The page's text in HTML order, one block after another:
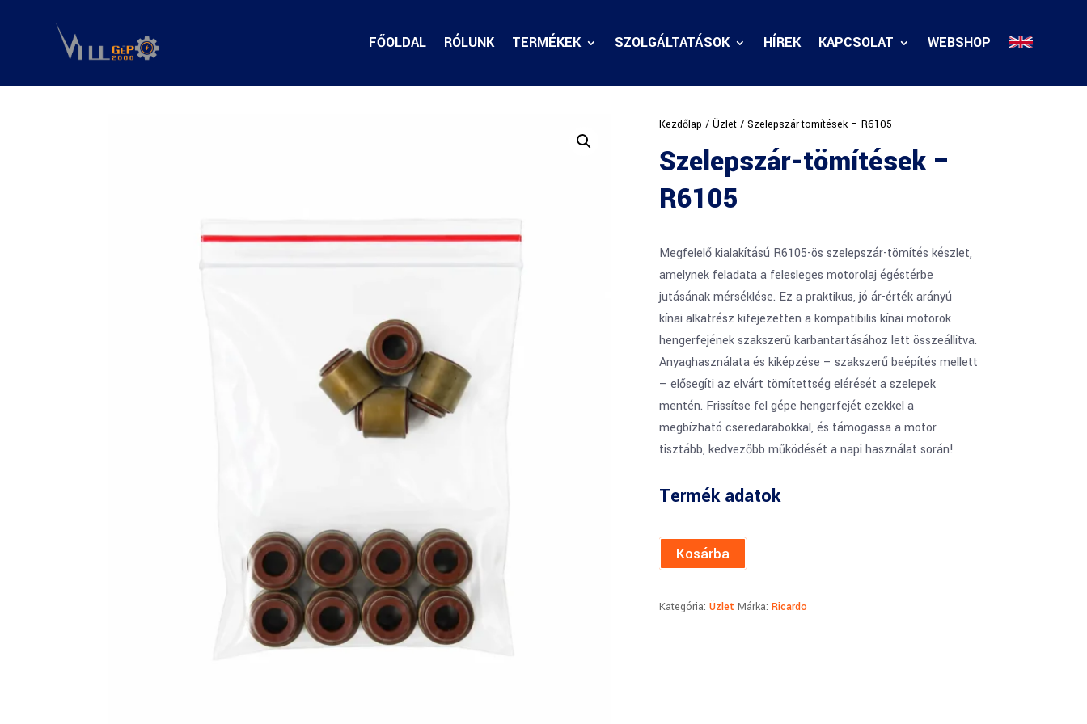
FŐOLDAL RÓLUNK TERMÉKEK SZOLGÁLTATÁSOK HÍREK KAPCSOLAT WEBSHOP
Kezdőlap / Üzlet/ Szelepszár-tömítések – R6105
Szelepszár-tömítések –
R6105
Megfelelő kialakítású R6105-ös szelepszár-tömítés készlet,
amelynek feladata a felesleges motorolaj égéstérbe
jutásának mérséklése. Ez a praktikus, jó ár-érték arányú
kínai alkatrész kifejezetten a kompatibilis kínai motorok
hengerfejének szakszerű karbantartásához lett összeállítva.
Anyaghasználata és kiképzése – szakszerű beépítés mellett
– elősegíti az elvárt tömítettség elérését a szelepek
mentén. Frissítse fel gépe hengerfejét ezekkel a
megbízható cseredarabokkal, és támogassa a motor
tisztább, kedvezőbb működését a napi használat során!
Termék adatok
Kosárba
Kategória: Üzlet Márka: Ricardo